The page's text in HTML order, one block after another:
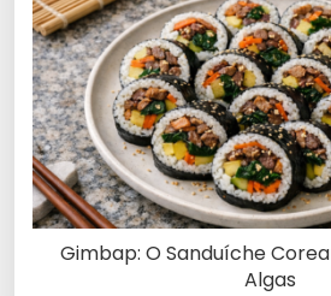
Gimbap: O Sanduíche
Algas